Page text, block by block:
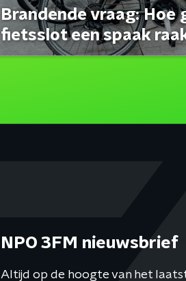
Brandende vraag:
fietsslot een spaak
NPO 3FM nieuwsbrief
Altijd op de hoogte van het